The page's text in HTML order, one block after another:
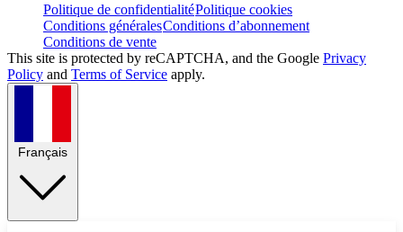
Politique de confidentialitéPolitique cookies
Conditions généralesConditions d’abonnement
Conditions de vente
This site is protected by reCAPTCHA, and the Google Privacy
Policy and Terms of Service apply.
Français